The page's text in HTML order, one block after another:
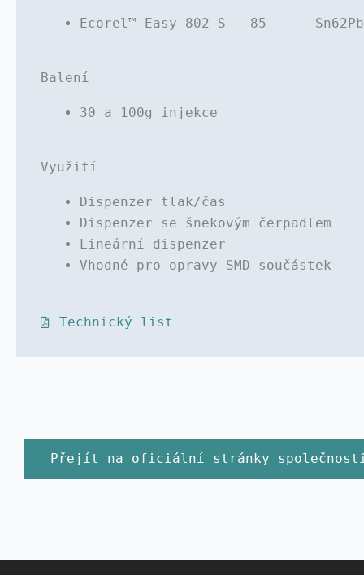
Ecorel™ Easy 802 S – 85
Balení
30 a 100g injekce
Využití
Dispenzer tlak/čas
Dispenzer se šnekovým čerpadlem
Lineární dispenzer
Vhodné pro opravy SMD součástek
Technický list
Přejít na oficiální stránky